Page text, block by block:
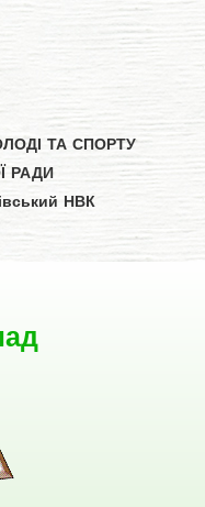
ТА СПОРТУ
РАДИ
НВК